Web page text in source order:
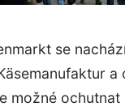
se
a
možné ochutnat